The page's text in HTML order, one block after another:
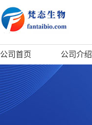
公司首页 公司介绍